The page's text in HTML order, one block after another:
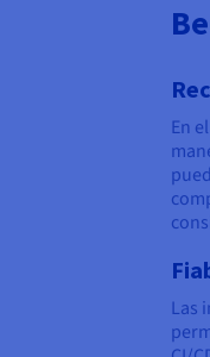
En
Las